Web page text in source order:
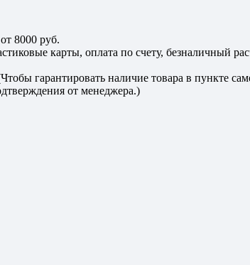
8000 руб.
карты, оплата по счету, безналичный
гарантировать наличие товара в пункте
от менеджера.)